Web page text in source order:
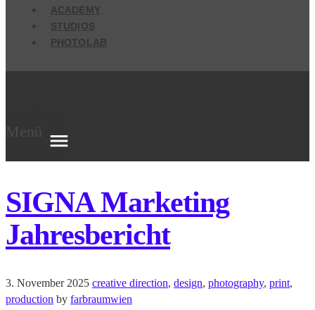
ACADEMY
STUDIOS
PHOTOLAB
Menü
SIGNA Marketing
Jahresbericht
3. November 2025 creative direction, design, photography, print,
production by farbraumwien